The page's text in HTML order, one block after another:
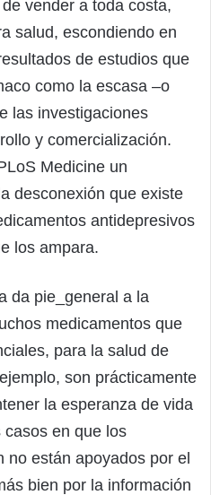
vender a toda costa,
salud, escondiendo en
de estudios que
como la escasa –o
las investigaciones
y comercialización.
Medicine un
desconexión que existe
antidepresivos
los ampara.
da pie_general a la
medicamentos que
para la salud de
son prácticamente
la esperanza de vida
en que los
no están apoyados por el
bien por la información